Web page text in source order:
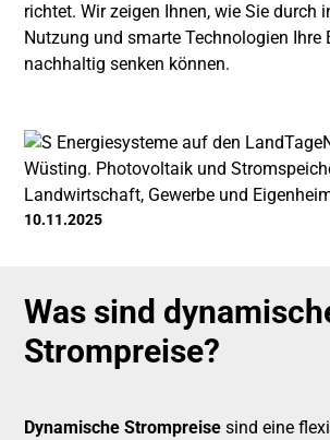
richtet. Wir zeigen Ihnen, wie Sie durch
Nutzung und smarte Technologien Ihre
nachhaltig senken können.
10.11.2025
Was sind
Strompreise?
Dynamische Strompreise sind eine